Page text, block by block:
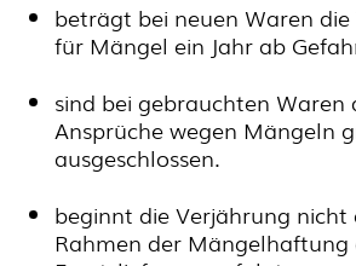
beträgt bei neuen Waren
für Mängel ein Jahr ab
sind bei gebrauchten Waren
Ansprüche wegen Mängeln
ausgeschlossen.
beginnt die Verjährung nicht
Rahmen der Mängelhaftung